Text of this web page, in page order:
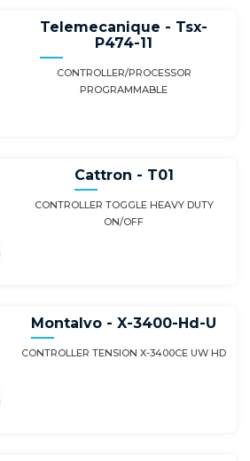
Telemecanique - Tsx-
P474-11
CONTROLLER/PROCESSOR
PROGRAMMABLE
Cattron - T01
CONTROLLER TOGGLE HEAVY DUTY
ON/OFF
Montalvo - X-3400-Hd-U
CONTROLLER TENSION X-3400CE UW HD